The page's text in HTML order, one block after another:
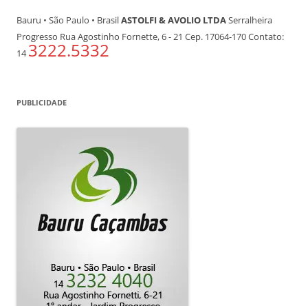
Bauru • São Paulo • BrasilASTOLFI & AVOLIO LTDASerralheira
Progresso Rua Agostinho Fornette, 6 - 21 Cep. 17064-170 Contato:
143222.5332
PUBLICIDADE